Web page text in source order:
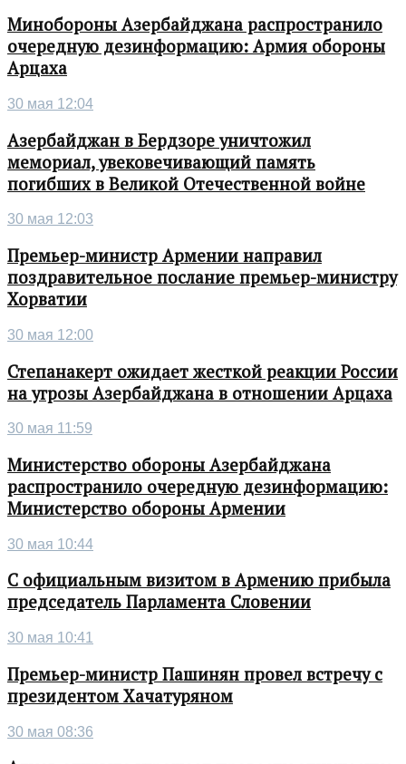
Минобороны Азербайджана распространило
очередную дезинформацию: Армия обороны
Арцаха
30 мая 12:04
Азербайджан в Бердзоре уничтожил
мемориал, увековечивающий память
погибших в Великой Отечественной войне
30 мая 12:03
Премьер-министр Армении направил
поздравительное послание премьер-министру
Хорватии
30 мая 12:00
Степанакерт ожидает жесткой реакции России
на угрозы Азербайджана в отношении Арцаха
30 мая 11:59
Министерство обороны Азербайджана
распространило очередную дезинформацию:
Министерство обороны Армении
30 мая 10:44
С официальным визитом в Армению прибыла
председатель Парламента Словении
30 мая 10:41
Премьер-министр Пашинян провел встречу с
президентом Хачатуряном
30 мая 08:36